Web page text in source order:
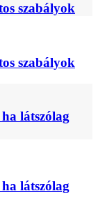
szabályok
szabályok
látszólag
látszólag